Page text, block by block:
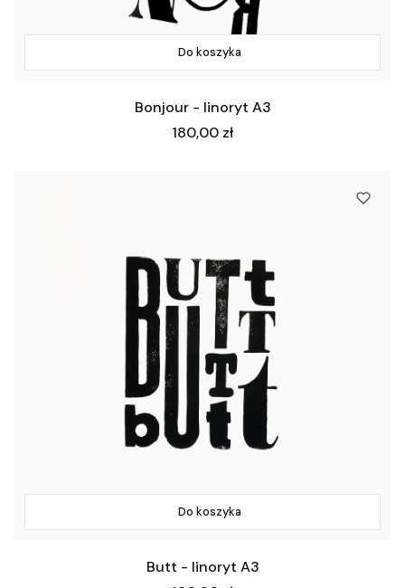
Do koszyka
Bonjour - linoryt A3
Cena
180,00 zł
Do koszyka
Butt - linoryt A3